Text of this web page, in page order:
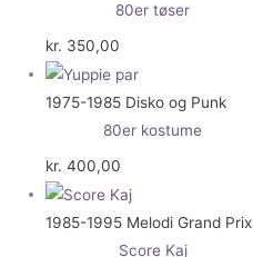
80er tøser
kr. 350,00
1975-1985 Disko og Punk
80er kostume
kr. 400,00
1985-1995 Melodi Grand Prix
Score Kaj